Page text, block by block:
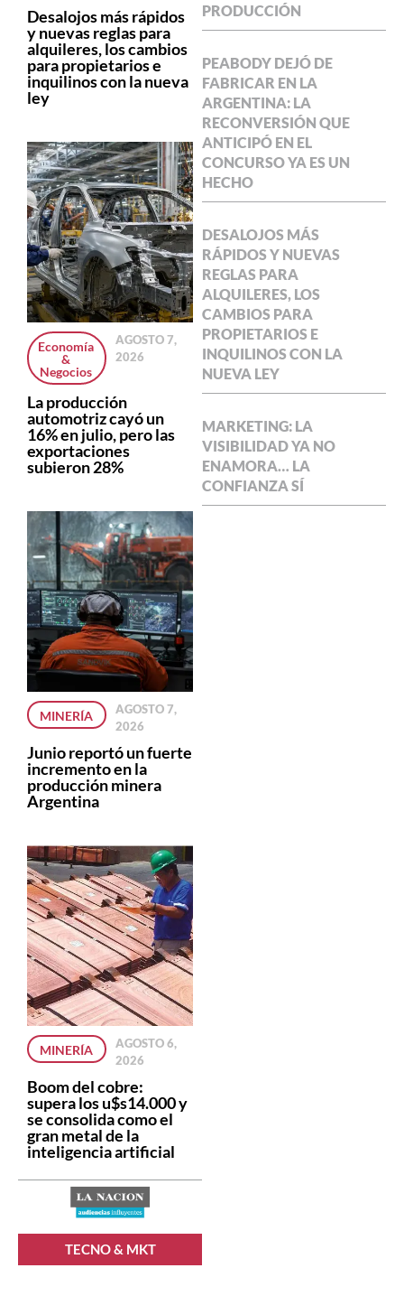
Desalojos más rápidos
y nuevas reglas para
alquileres, los cambios
para propietarios e
inquilinos con la nueva
ley
Economía
&
Negocios
AGOSTO 7,
2026
La producción
automotriz cayó un
16% en julio, pero las
exportaciones
subieron 28%
MINERÍA
AGOSTO 7,
2026
Junio reportó un fuerte
incremento en la
producción minera
Argentina
MINERÍA
AGOSTO 6,
2026
Boom del cobre:
supera los u$s14.000 y
se consolida como el
gran metal de la
inteligencia artificial
TECNO & MKT
PRODUCCIÓN
PEABODY DEJÓ DE
FABRICAR EN LA
ARGENTINA: LA
RECONVERSIÓN QUE
ANTICIPÓ EN EL
CONCURSO YA ES UN
HECHO
DESALOJOS MÁS
RÁPIDOS Y NUEVAS
REGLAS PARA
ALQUILERES, LOS
CAMBIOS PARA
PROPIETARIOS E
INQUILINOS CON LA
NUEVA LEY
MARKETING: LA
VISIBILIDAD YA NO
ENAMORA… LA
CONFIANZA SÍ